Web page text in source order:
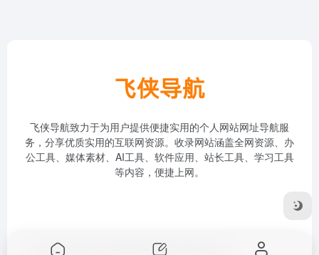
飞侠导航致力于为用户提供便捷实用的个人网站网址导航服
务，分享优质实用的互联网资源。收录网站涵盖全网资源、办
公工具、媒体素材、AI工具、软件应用、站长工具、学习工具
等内容，便捷上网。
Copyright © 2026 冀ICP备2024065497号-4